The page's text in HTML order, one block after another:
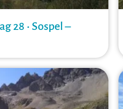
28 • Sospel –